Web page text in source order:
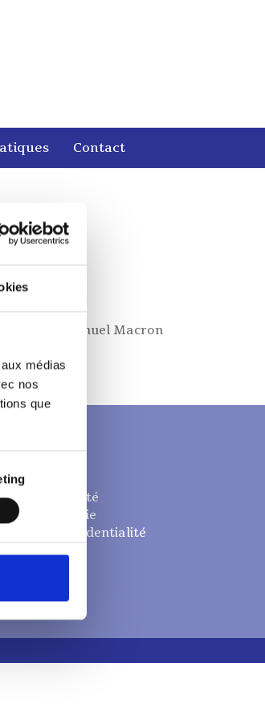
médias
nos
que
Contact
Emmanuel Macron
qualité
de cookie
de confidentialité